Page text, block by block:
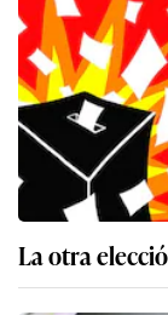
La otra